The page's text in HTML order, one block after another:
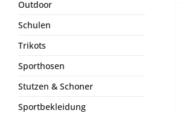
Outdoor
Schulen
Trikots
Sporthosen
Stutzen & Schoner
Sportbekleidung